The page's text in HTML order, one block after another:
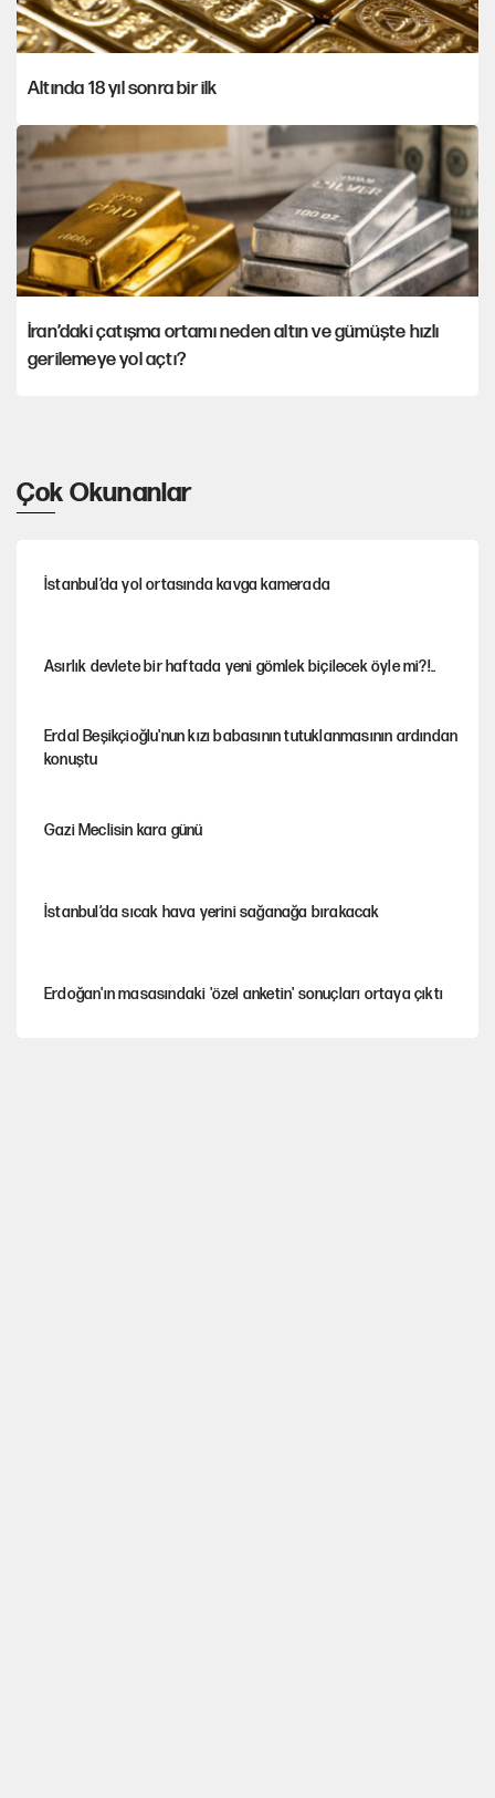
Altında 18 yıl sonra bir ilk
İran’daki çatışma ortamı neden altın ve gümüşte hızlı
gerilemeye yol açtı?
Çok Okunanlar
İstanbul’da yol ortasında kavga kamerada
Asırlık devlete bir haftada yeni gömlek biçilecek öyle mi?!..
Erdal Beşikçioğlu'nun kızı babasının tutuklanmasının ardından
konuştu
Gazi Meclisin kara günü
İstanbul’da sıcak hava yerini sağanağa bırakacak
Erdoğan'ın masasındaki 'özel anketin' sonuçları ortaya çıktı